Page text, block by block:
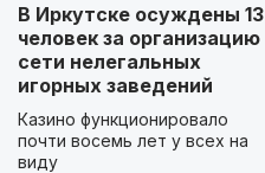
В Иркутске осуждены 13
человек за организацию
сети нелегальных
игорных заведений
Казино функционировало
почти восемь лет у всех на
виду